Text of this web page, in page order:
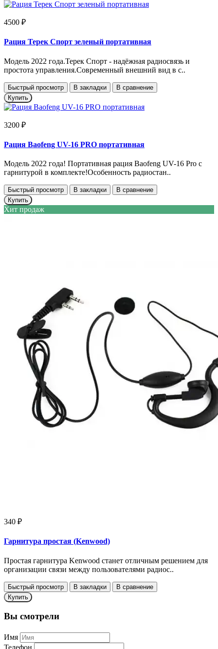
4500 ₽
Рация Терек Спорт зеленый портативная
Модель 2022 года.Терек Спорт - надёжная радиосвязь и
простота управления.Современный внешний вид в с..
Быстрый просмотр В закладки
В сравнение
Купить
3200 ₽
Рация Baofeng UV-16 PRO портативная
Модель 2022 года! Портативная рация Baofeng UV-16 Pro с
гарнитурой в комплекте!Особенность радиостан..
Быстрый просмотр В закладки
В сравнение
Купить
Хит продаж
340 ₽
Гарнитура простая (Kenwood)
Простая гарнитура Kenwood станет отличным решением для
организации связи между пользователями радиос..
Быстрый просмотр В закладки
В сравнение
Купить
Вы смотрели
Имя
Телефон